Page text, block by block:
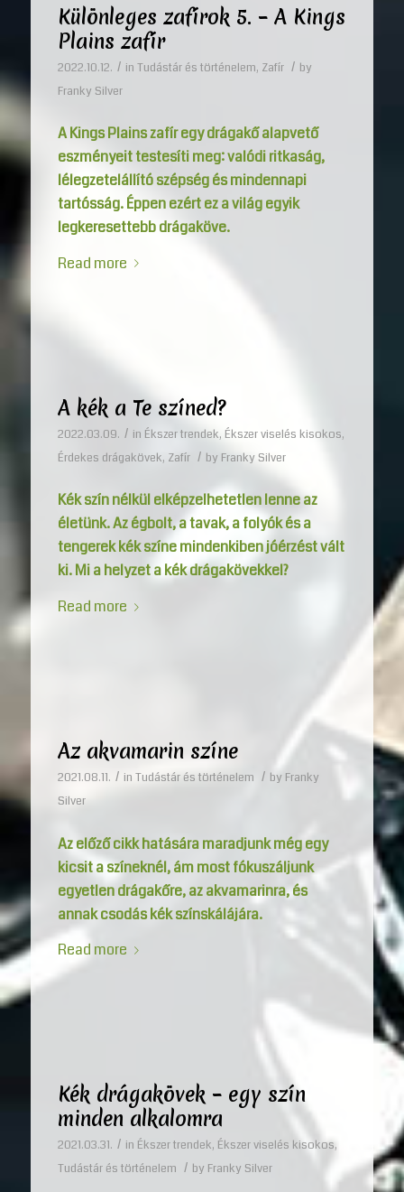
Különleges zafírok 5. – A Kings
Plains zafír
2022.10.12. / in Tudástár és történelem, Zafír / by
Franky Silver
A Kings Plains zafír egy drágakő alapvető
eszményeit testesíti meg: valódi ritkaság,
lélegzetelállító szépség és mindennapi
tartósság. Éppen ezért ez a világ egyik
legkeresettebb drágaköve.
Read more
A kék a Te színed?
2022.03.09. / in Ékszer trendek, Ékszer viselés kisokos,
Érdekes drágakövek, Zafír / by Franky Silver
Kék szín nélkül elképzelhetetlen lenne az
életünk. Az égbolt, a tavak, a folyók és a
tengerek kék színe mindenkiben jóérzést vált
ki. Mi a helyzet a kék drágakövekkel?
Read more
Az akvamarin színe
2021.08.11. / in Tudástár és történelem / by Franky
Silver
Az előző cikk hatására maradjunk még egy
kicsit a színeknél, ám most fókuszáljunk
egyetlen drágakőre, az akvamarinra, és
annak csodás kék színskálájára.
Read more
Kék drágakövek – egy szín
minden alkalomra
2021.03.31. / in Ékszer trendek, Ékszer viselés kisokos,
Tudástár és történelem / by Franky Silver